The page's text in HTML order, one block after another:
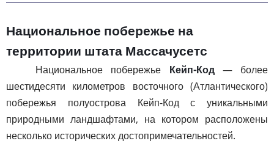
Национальное побережье на
территории штата Массачусетс
Национальное побережье Кейп-Код— более
шестидесяти километров восточного (Атлантического)
побережья полуострова Кейп-Код с уникальными
природными ландшафтами, на котором расположены
несколько исторических достопримечательностей.